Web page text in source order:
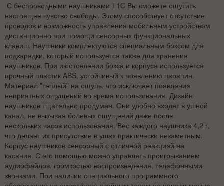
С беспроводными наушниками T1C Вы сможете ощутить
настоящее чувство свободы. Этому способствует отсутствие
проводов и возможность управления мобильным устройством
дистанционно при помощи сенсорных функциональных
клавиш. Наушники комплектуются специальным боксом для
подзарядки, который используется также для хранения
наушников. При изготовлении бокса и корпуса используется
прочный пластик ABS, устойчивый к появлению царапин.
Материал "теплый" на ощупь, что исключает появление
неприятных ощущений во время использования. Дизайн
наушников тщательно продуман. Они удобно входят в ушной
канал, не вызывая болевых ощущений даже после
нескольких часов использования. Вес каждого наушника 4,2 г,
что делает их присутствие в ушах практически незаметным.
Корпус наушников сенсорный с отличной реакцией на
касания. С его помощью можно управлять проигрыванием
аудиофайлов, громкостью воспроизведения, телефонными
звонками. При наличии специального программного